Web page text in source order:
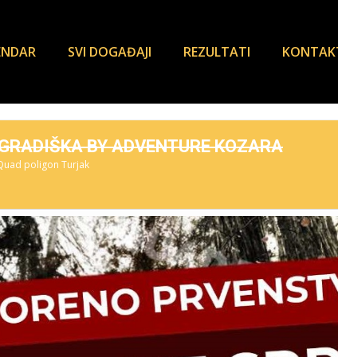
SVI DOGAĐAJI REZULTATI
BY ADVENTURE KOZARA
poligon Turjak